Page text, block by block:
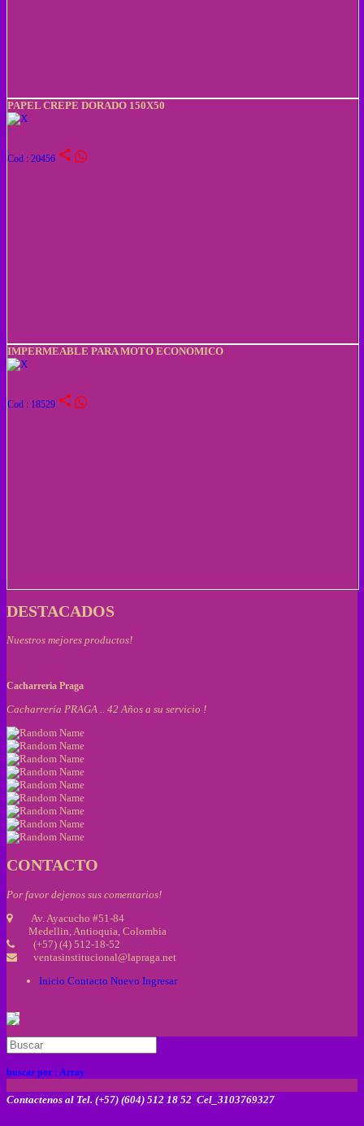
PAPEL CREPE DORADO 150X50
Cod : 20456 share
IMPERMEABLE PARA MOTO ECONOMICO
Cod : 18529 share
DESTACADOS
Nuestros mejores productos!
Cacharreria Praga
Cacharrería PRAGA .. 42 Años a su servicio !
CONTACTO
Por favor dejenos sus comentarios!
Av. Ayacucho #51-84
Medellin, Antioquia, Colombia
(+57) (4) 512-18-52
ventasinstitucional@lapraga.net
Inicio Contacto Nuevo Ingresar
buscar por : Array
Contactenos al Tel. (+57) (604) 512 18 52 Cel_3103769327